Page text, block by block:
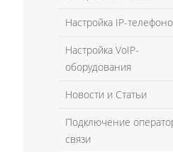
Настройка IP-
Настройка VoIP-
оборудования
Новости и Статьи
Подключение
связи